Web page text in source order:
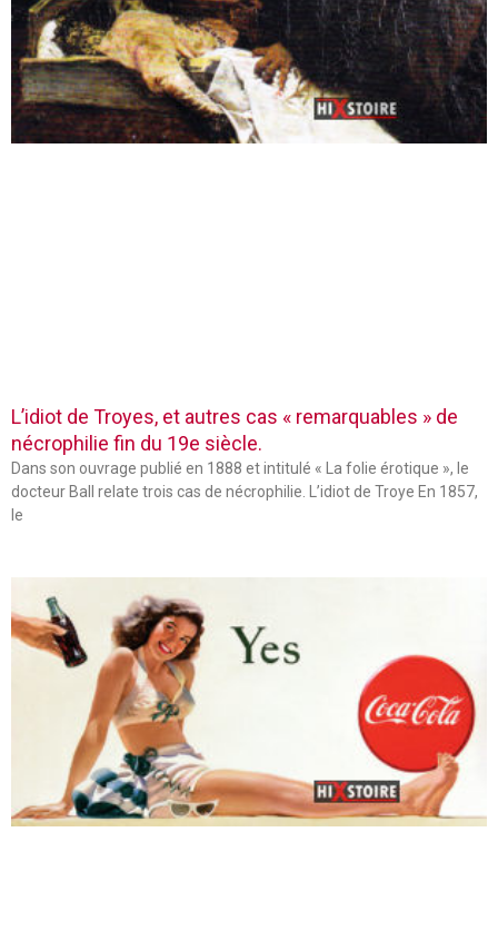
L’idiot de Troyes, et autres cas « remarquables » de
nécrophilie fin du 19e siècle.
Dans son ouvrage publié en 1888 et intitulé « La folie érotique », le
docteur Ball relate trois cas de nécrophilie. L’idiot de Troye En 1857,
le